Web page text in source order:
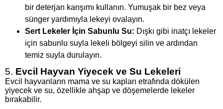
bir deterjan karışımı kullanın. Yumuşak bir bez veya
sünger yardımıyla lekeyi ovalayın.
Sert Lekeler İçin Sabunlu Su: Dışkı gibi inatçı lekeler
için sabunlu suyla lekeli bölgeyi silin ve ardından
temiz suyla durulayın.
5. Evcil Hayvan Yiyecek ve Su Lekeleri
Evcil hayvanların mama ve su kapları etrafında dökülen
yiyecek ve su, özellikle ahşap ve döşemelerde lekeler
bırakabilir.